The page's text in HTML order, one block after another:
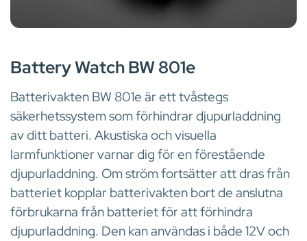
Battery Watch BW 801e
Batterivakten BW 801e är ett tvåstegs
säkerhetssystem som förhindrar djupurladdning
av ditt batteri. Akustiska och visuella
larmfunktioner varnar dig för en förestående
djupurladdning. Om ström fortsätter att dras från
batteriet kopplar batterivakten bort de anslutna
förbrukarna från batteriet för att förhindra
djupurladdning. Den kan användas i både 12V och